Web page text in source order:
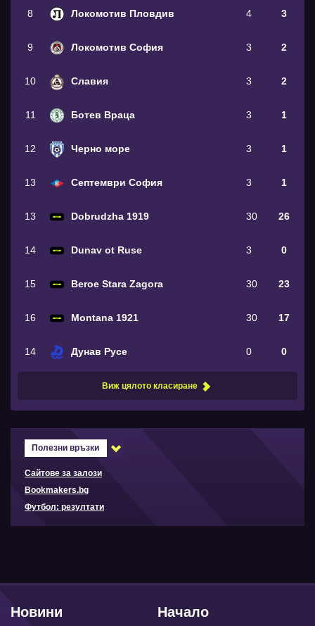
8 Локомотив Пловдив 4 3
9 Локомотив София 3 2
10 Славия 3 2
11 Ботев Враца 3 1
12 Черно море 3 1
13 Септември София 3 1
13 Dobrudzha 1919 30 26
14 Dunav ot Ruse 3 0
15 Beroe Stara Zagora 30 23
16 Montana 1921 30 17
14 Дунав Русе 0 0
Виж цялото класиране
Полезни връзки
Сайтове за залози
Bookmakers.bg
Футбол: резултати
Начало
Новини